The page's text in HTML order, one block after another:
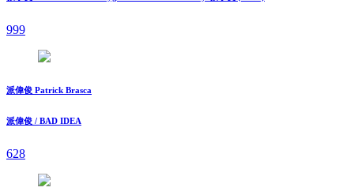
999
派偉俊 Patrick Brasca
派偉俊 / BAD IDEA
628